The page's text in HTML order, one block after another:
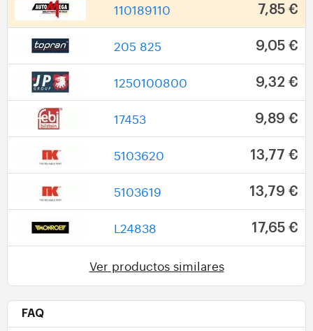
110189110 7,85 €
205 825 9,05 €
1250100800 9,32 €
17453 9,89 €
5103620 13,77 €
5103619 13,79 €
L24838 17,65 €
Ver productos similares
FAQ